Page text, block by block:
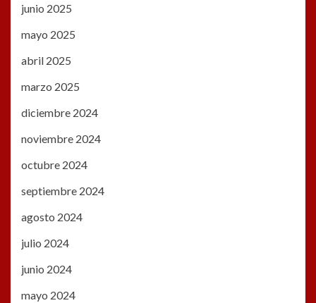
junio 2025
mayo 2025
abril 2025
marzo 2025
diciembre 2024
noviembre 2024
octubre 2024
septiembre 2024
agosto 2024
julio 2024
junio 2024
mayo 2024